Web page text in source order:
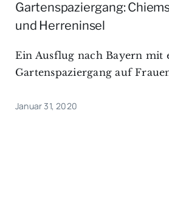
Gartenspaziergang:
und Herreninsel
Ein Ausflug nach Bayern mit
Gartenspaziergang auf
Januar 31, 2020